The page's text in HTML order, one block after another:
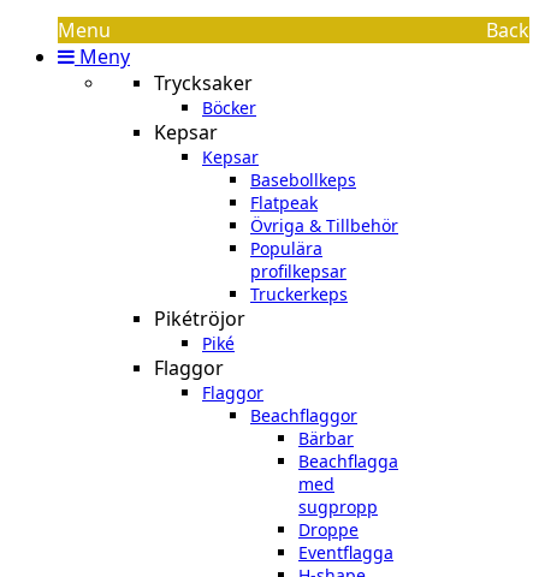
Menu
Back
Meny
Trycksaker
Böcker
Kepsar
Kepsar
Basebollkeps
Flatpeak
Övriga & Tillbehör
Populära
profilkepsar
Truckerkeps
Pikétröjor
Piké
Flaggor
Flaggor
Beachflaggor
Bärbar
Beachflagga
med
sugpropp
Droppe
Eventflagga